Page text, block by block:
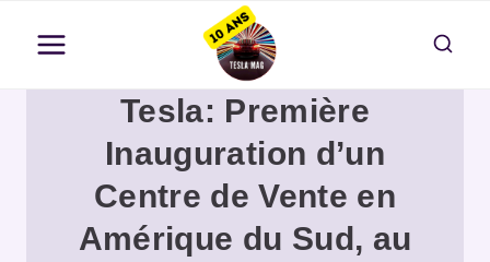
contenu
Tesla: Première
Inauguration d’un
Centre de Vente en
Amérique du Sud, au